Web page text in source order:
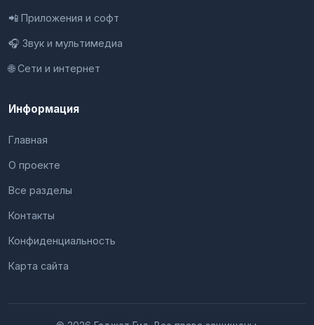
📲 Приложения и софт
🎧 Звук и мультимедиа
🌐 Сети и интернет
Информация
Главная
О проекте
Все разделы
Контакты
Конфиденциальность
Карта сайта